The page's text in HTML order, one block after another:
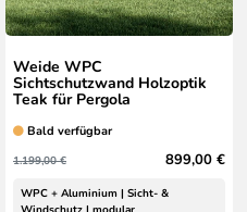
Weide WPC
Sichtschutzwand Holzoptik
Teak für Pergola
Bald verfügbar
1.199,00 € 899,00 €
WPC + Aluminium | Sicht- &